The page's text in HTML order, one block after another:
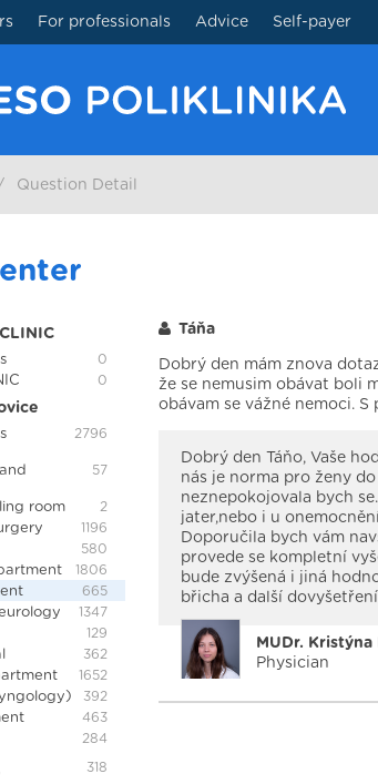
For professionals Advice Self-payer
Question Detail
0
0
2796
57
room 2
1196
580
1806
665
1347
129
362
1652
392
463
284
318
Táňa
Dobrý den mám znova
že se nemusim obávat boli
obávam se vážné nemoci. S
Dobrý den Táňo, Vaše
nás je norma pro ženy
neznepokojovala bych
jater,nebo i u
Doporučila bych vám
provede se kompletní
bude zvýšená i jiná
břicha a další
MUDr. Kristýna
Physician